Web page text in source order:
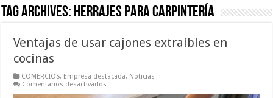
Tag Archives: herrajes para carpintería
Ventajas de usar cajones extraíbles en
cocinas
COMERCIOS, Empresa destacada, Noticias
Comentarios desactivados